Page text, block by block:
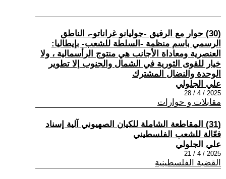
(30) حوار مع الرفيق -جوليانو غراناتو-، الناطق
الرسمي باسم منظمة -السلطة للشعب- بإيطاليا:
العنصرية ومعاداة الأجانب هي منتوج الرأسمالية ، ولا
خيار للقوى الثورية في الشمال والجنوب إلا تطوير
الوحدة والنضال المشترك
علي الجلولي
2025 / 4 / 28
مقابلات و حوارات
(31) المقاطعة الشاملة للكيان الصهيوني آلية إسناد
فعّالة للشعب الفلسطيني
علي الجلولي
2025 / 4 / 21
القضية الفلسطينية